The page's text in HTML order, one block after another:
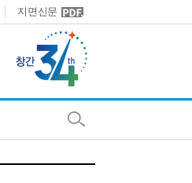
지면신문